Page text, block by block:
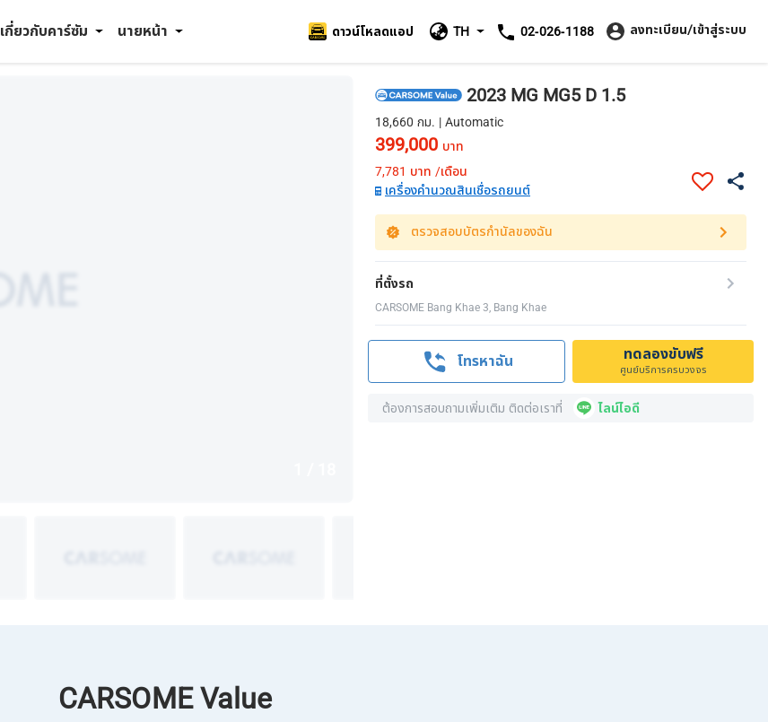
เกี่ยวกับคาร์ซัม นายหน้า 02-026-1188
TH
ดาวน์โหลดแอป ลงทะเบียน/เข้าสู่ระบบ
2023 MG MG5 D 1.5
18,660 กม. | Automatic
399,000 บาท
7,781 บาท /เดือน
เครื่องคำนวณสินเชื่อรถยนต์
ตรวจสอบบัตรกำนัลของฉัน
ที่ตั้งรถ
CARSOME Bang Khae 3, Bang Khae
โทรหาฉัน ทดลองขับฟรี
ศูนย์บริการครบวงจร
ต้องการสอบถามเพิ่มเติม ติดต่อเราที่ ไลน์ไอดี
CARSOME Value